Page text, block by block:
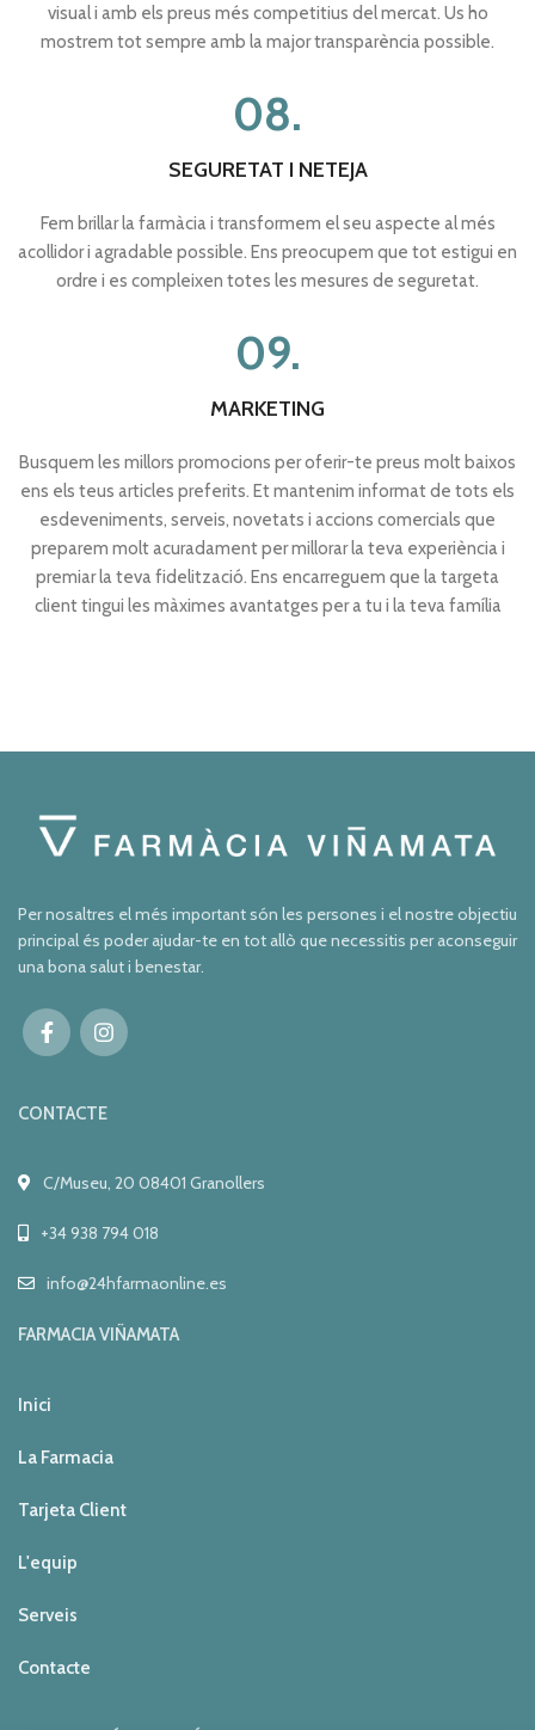
visual i amb els preus més competitius del mercat. Us ho
mostrem tot sempre amb la major transparència possible.
08.
SEGURETAT I NETEJA
Fem brillar la farmàcia i transformem el seu aspecte al més
acollidor i agradable possible. Ens preocupem que tot estigui en
ordre i es compleixen totes les mesures de seguretat.
09.
MARKETING
Busquem les millors promocions per oferir-te preus molt baixos
ens els teus articles preferits. Et mantenim informat de tots els
esdeveniments, serveis, novetats i accions comercials que
preparem molt acuradament per millorar la teva experiència i
premiar la teva fidelització. Ens encarreguem que la targeta
client tingui les màximes avantatges per a tu i la teva família
Per nosaltres el més important són les persones i el nostre objectiu
principal és poder ajudar-te en tot allò que necessitis per aconseguir
una bona salut i benestar.
CONTACTE
C/Museu, 20 08401 Granollers
+34 938 794 018
info@24hfarmaonline.es
FARMACIA VIÑAMATA
Inici
La Farmacia
Tarjeta Client
L'equip
Serveis
Contacte